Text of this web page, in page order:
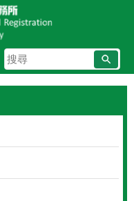
搜
尋